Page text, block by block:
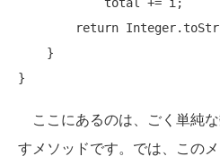
return
ここにあるのは、ごく単純
すメソッドです。では、この